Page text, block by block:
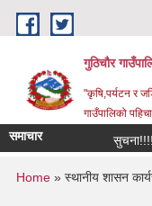
Skip to main content
गुठिचौर
"कृषि,पर्यटन र
गाउँपालिको
समाचार सुचना!!!!!
You are
Home» स्थानीय शासन